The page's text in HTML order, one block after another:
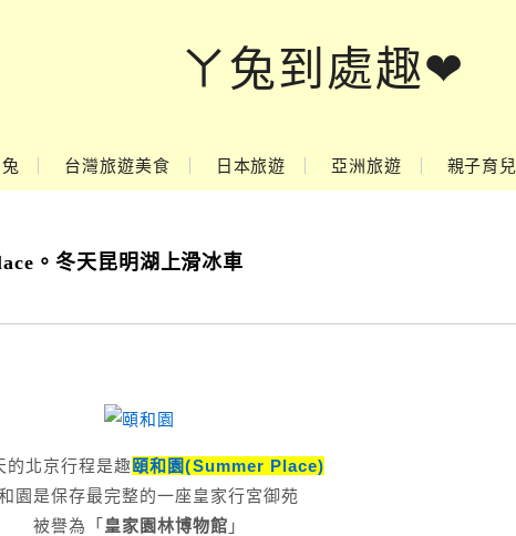
ㄚ兔到處趣❤
台灣旅遊美食 日本旅遊 亞洲旅遊 親子育兒
。冬天昆明湖上滑冰車
的北京行程是趣 頤和園(Summer Place)
園是保存最完整的一座皇家行宮御苑
被譽為「 皇家園林博物館 」